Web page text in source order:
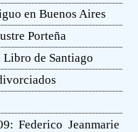
en Buenos Aires
Porteña
de Santiago
Federico Jeanmarie